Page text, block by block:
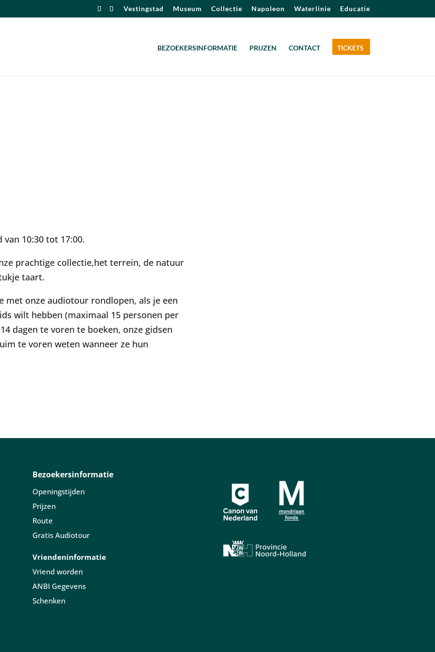
Vestingstad Museum Collectie Napoleon Waterlinie Educatie
BEZOEKERSINFORMATIE PRIJZEN CONTACT TICKETS
10:30 tot 17:00.
prachtige collectie,het terrein, de natuur
taart.
met onze audiotour rondlopen, als je een
wilt hebben (maximaal 15 personen per
dagen te voren te boeken, onze gidsen
te voren weten wanneer ze hun
Bezoekersinformatie
Openingstijden
Prijzen
Route
Gratis Audiotour
Vriendeninformatie
Vriend worden
ANBI Gegevens
Schenken